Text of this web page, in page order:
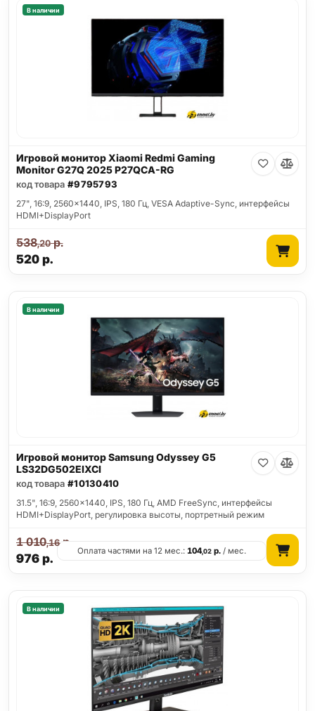
В наличии
Игровой монитор Xiaomi Redmi Gaming
Monitor G27Q 2025 P27QCA-RG
код товара #9795793
27", 16:9, 2560x1440, IPS, 180 Гц, VESA Adaptive-Sync, интерфейсы
HDMI+DisplayPort
520р.
538,20р.
В наличии
Игровой монитор Samsung Odyssey G5
LS32DG502EIXCI
код товара #10130410
31.5", 16:9, 2560x1440, IPS, 180 Гц, AMD FreeSync, интерфейсы
HDMI+DisplayPort, регулировка высоты, портретный режим
976р.
1 010,16р.
Оплата частями на 12 мес.:104,02 р. / мес.
В наличии